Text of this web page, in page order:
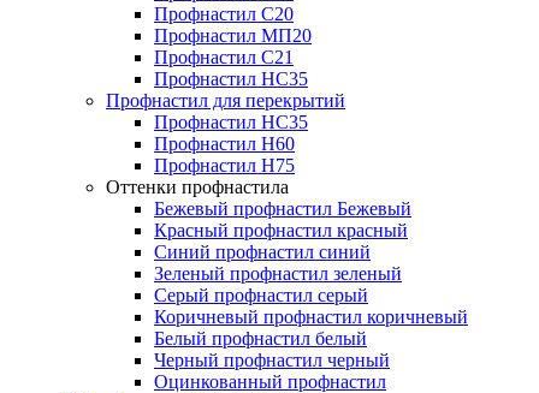
Профнастил С20
Профнастил МП20
Профнастил С21
Профнастил НС35
Профнастил для перекрытий
Профнастил НС35
Профнастил Н60
Профнастил Н75
Оттенки профнастила
Бежевый профнастил Бежевый
Красный профнастил красный
Синий профнастил синий
Зеленый профнастил зеленый
Серый профнастил серый
Коричневый профнастил коричневый
Белый профнастил белый
Черный профнастил черный
Оцинкованный профнастил